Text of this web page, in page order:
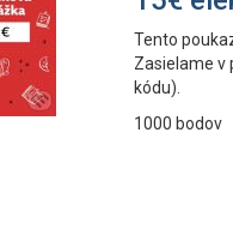
Tento
Zasielame v
kódu).
1000 bodov